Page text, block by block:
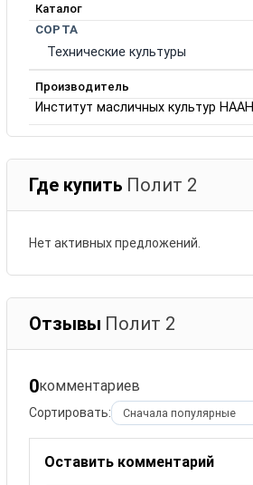
Каталог
СОРТА
Технические культуры
Производитель
Институт масличных культур НААН
Где купить Полит 2
Нет активных предложений.
Отзывы Полит 2
0комментариев
Сортировать:
Оставить комментарий